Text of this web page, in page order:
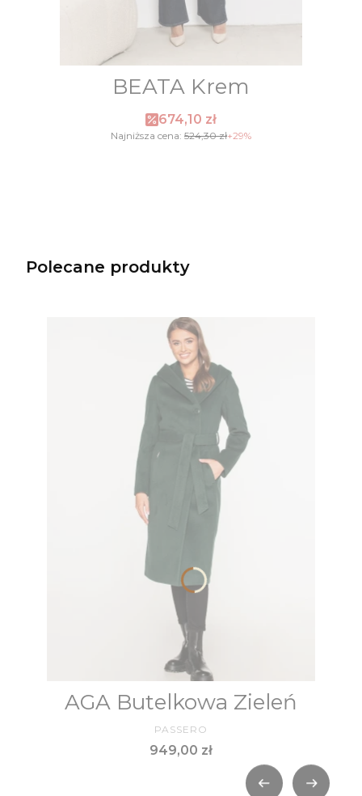
BEATA Krem
Cena promocyjna
674,10 zł
Najniższa cena: 524,30 zł+29%
Polecane produkty
AGA Butelkowa Zieleń
PRODUCENT
PASSERO
Cena
949,00 zł